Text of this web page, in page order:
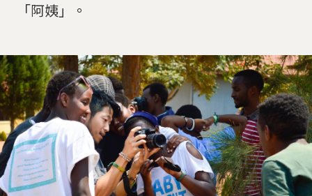
「阿姨」。